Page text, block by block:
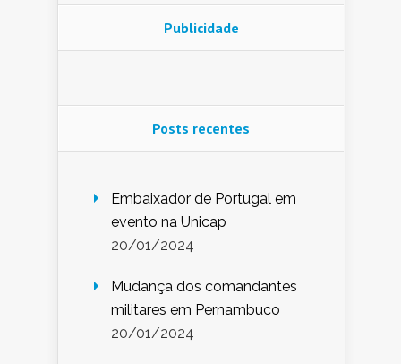
Publicidade
Posts recentes
Embaixador de Portugal em
evento na Unicap
20/01/2024
Mudança dos comandantes
militares em Pernambuco
20/01/2024